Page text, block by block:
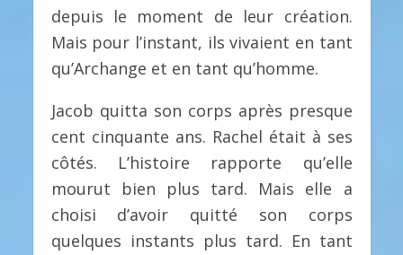
depuis le moment de leur création.
Mais pour l’instant, ils vivaient en tant
qu’Archange et en tant qu’homme.
Jacob quitta son corps après presque
cent cinquante ans. Rachel était à ses
côtés. L’histoire rapporte qu’elle
mourut bien plus tard. Mais elle a
choisi d’avoir quitté son corps
quelques instants plus tard. En tant